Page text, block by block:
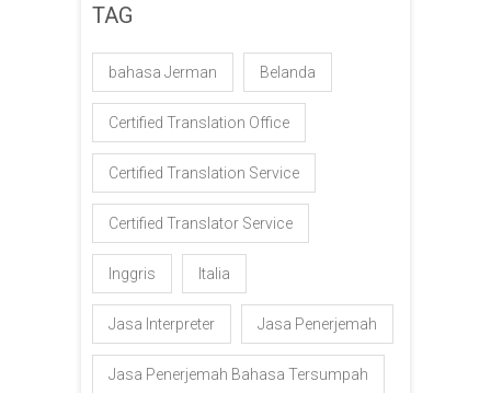
TAG
bahasa Jerman Belanda
Certified Translation Office
Certified Translation Service
Certified Translator Service
Inggris Italia
Jasa Interpreter Jasa Penerjemah
Jasa Penerjemah Bahasa Tersumpah